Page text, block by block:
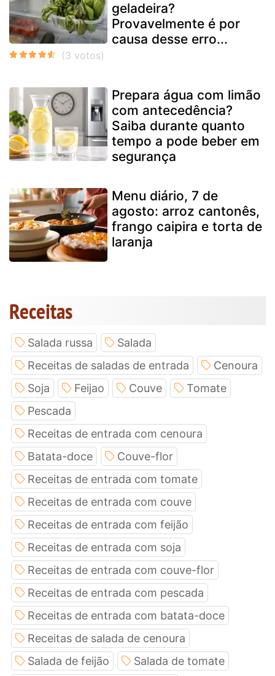
geladeira?
Provavelmente é por
causa desse erro...
Prepara água com limão
com antecedência?
Saiba durante quanto
tempo a pode beber em
segurança
Menu diário, 7 de
agosto: arroz cantonês,
frango caipira e torta de
laranja
Receitas
Salada russa
Salada
Receitas de saladas de entrada
Cenoura
Soja
Feijao Couve
Tomate
Pescada
Receitas de entrada com cenoura
Batata-doce
Couve-flor
Receitas de entrada com tomate
Receitas de entrada com couve
Receitas de entrada com feijão
Receitas de entrada com soja
Receitas de entrada com couve-flor
Receitas de entrada com pescada
Receitas de entrada com batata-doce
Receitas de salada de cenoura
Salada de feijão
Salada de tomate